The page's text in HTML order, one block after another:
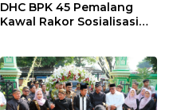
DHC BPK 45 Pemalang
Kawal Rakor Sosialisasi